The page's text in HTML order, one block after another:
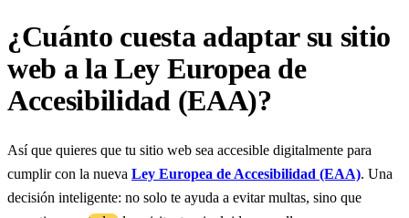
¿Cuánto cuesta adaptar su sitio
web a la Ley Europea de
Accesibilidad (EAA)?
Así que quieres que tu sitio web sea accesible digitalmente para
cumplir con la nueva Ley Europea de Accesibilidad (EAA). Una
decisión inteligente: no solo te ayuda a evitar multas, sino que